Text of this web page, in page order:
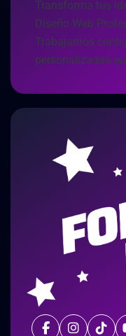
Transforma tus
Diseño Web
Trabajamos
personalizadas